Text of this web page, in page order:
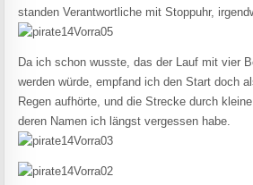
standen Verantwortliche mit Stoppuhr,
Da ich schon wusste, das der Lauf mit vier
werden würde, empfand ich den Start doch
Regen aufhörte, und die Strecke durch
deren Namen ich längst vergessen habe.